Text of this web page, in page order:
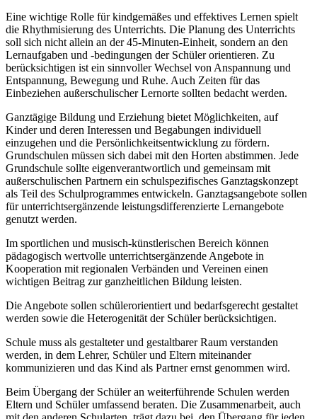
Eine wichtige Rolle für kindgemäßes und effektives Lernen spielt
die Rhythmisierung des Unterrichts. Die Planung des Unterrichts
soll sich nicht allein an der 45-Minuten-Einheit, sondern an den
Lernaufgaben und -bedingungen der Schüler orientieren. Zu
berücksichtigen ist ein sinnvoller Wechsel von Anspannung und
Entspannung, Bewegung und Ruhe. Auch Zeiten für das
Einbeziehen außerschulischer Lernorte sollten bedacht werden.
Ganztägige Bildung und Erziehung bietet Möglichkeiten, auf
Kinder und deren Interessen und Begabungen individuell
einzugehen und die Persönlichkeitsentwicklung zu fördern.
Grundschulen müssen sich dabei mit den Horten abstimmen. Jede
Grundschule sollte eigenverantwortlich und gemeinsam mit
außerschulischen Partnern ein schulspezifisches Ganztagskonzept
als Teil des Schulprogrammes entwickeln. Ganztagsangebote sollen
für unterrichtsergänzende leistungsdifferenzierte Lernangebote
genutzt werden.
Im sportlichen und musisch-künstlerischen Bereich können
pädagogisch wertvolle unterrichtsergänzende Angebote in
Kooperation mit regionalen Verbänden und Vereinen einen
wichtigen Beitrag zur ganzheitlichen Bildung leisten.
Die Angebote sollen schülerorientiert und bedarfsgerecht gestaltet
werden sowie die Heterogenität der Schüler berücksichtigen.
Schule muss als gestalteter und gestaltbarer Raum verstanden
werden, in dem Lehrer, Schüler und Eltern miteinander
kommunizieren und das Kind als Partner ernst genommen wird.
Beim Übergang der Schüler an weiterführende Schulen werden
Eltern und Schüler umfassend beraten. Die Zusammenarbeit, auch